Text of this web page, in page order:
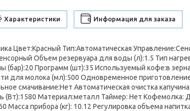
Характеристики Информация для заказа
Цвет:Красный Тип:Автоматическая
Объем резервуара для воды (л):1.5 Тип
(бар):20 Программ (шт):35 Используемый кофе:в
для молока (мл):500 Одновременное
смачивание:Нет Автоматическая очистка
(Вт):1580 Материал:металл Таймер: Нет Кофемолка:
Масса прибора (кг): 10.12 Регулировка объема